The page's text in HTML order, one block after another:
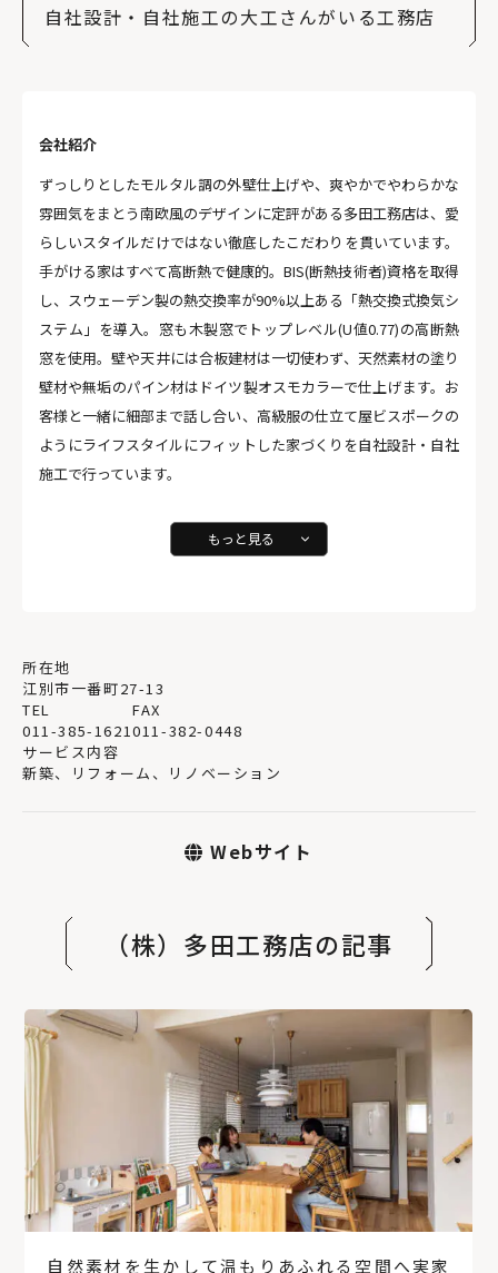
自社設計・自社施工の大工さんがいる工務店
会社紹介
ずっしりとしたモルタル調の外壁仕上げや、爽やかでやわらかな
雰囲気をまとう南欧風のデザインに定評がある多田工務店は、愛
らしいスタイルだけではない徹底したこだわりを貫いています。
手がける家はすべて高断熱で健康的。BIS(断熱技術者)資格を取得
し、スウェーデン製の熱交換率が90%以上ある「熱交換式換気シ
ステム」を導入。窓も木製窓でトップレベル(U値0.77)の高断熱
窓を使用。壁や天井には合板建材は一切使わず、天然素材の塗り
壁材や無垢のパイン材はドイツ製オスモカラーで仕上げます。お
客様と一緒に細部まで話し合い、高級服の仕立て屋ビスポークの
ようにライフスタイルにフィットした家づくりを自社設計・自社
施工で行っています。
もっと見る
所在地
江別市一番町27-13
TEL
011-385-1621
FAX
011-382-0448
サービス内容
新築、リフォーム、リノベーション
Webサイト
（株）多田工務店の記事
自然素材を生かして温もりあふれる空間へ実家